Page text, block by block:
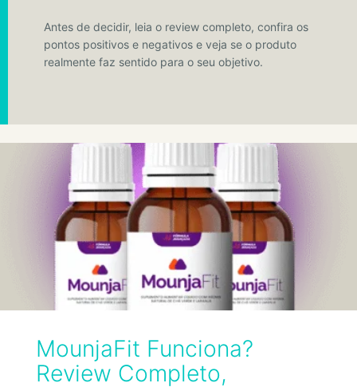
Antes de decidir, leia o review completo, confira os
pontos positivos e negativos e veja se o produto
realmente faz sentido para o seu objetivo.
MounjaFit Funciona?
Review Completo,